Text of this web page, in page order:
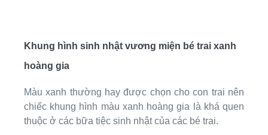
Khung hình sinh nhật vương miện bé trai xanh
hoàng gia
Màu xanh thường hay được chọn cho con trai nên
chiếc khung hình màu xanh hoàng gia là khá quen
thuộc ở các bữa tiệc sinh nhật của các bé trai.